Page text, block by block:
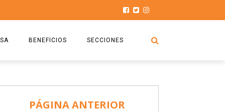
BENEFICIOS
COMISIÓN
SECCIONES
PÁGINA ANTERIOR